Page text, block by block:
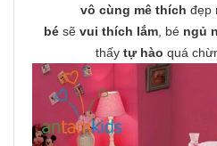
vô cùng mê thích đẹp
bésẽ vui thích lắm, bé ngủ
thấy tự hào quá